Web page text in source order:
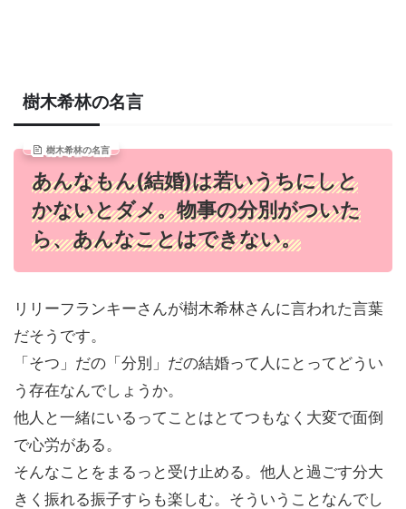
樹木希林の名言
樹木希林の名言
あんなもん(結婚)は若いうちにしと
かないとダメ。物事の分別がついた
ら、あんなことはできない。
リリーフランキーさんが樹木希林さんに言われた言葉
だそうです。
「そつ」だの「分別」だの結婚って人にとってどうい
う存在なんでしょうか。
他人と一緒にいるってことはとてつもなく大変で面倒
で心労がある。
そんなことをまるっと受け止める。他人と過ごす分大
きく振れる振子すらも楽しむ。そういうことなんでし